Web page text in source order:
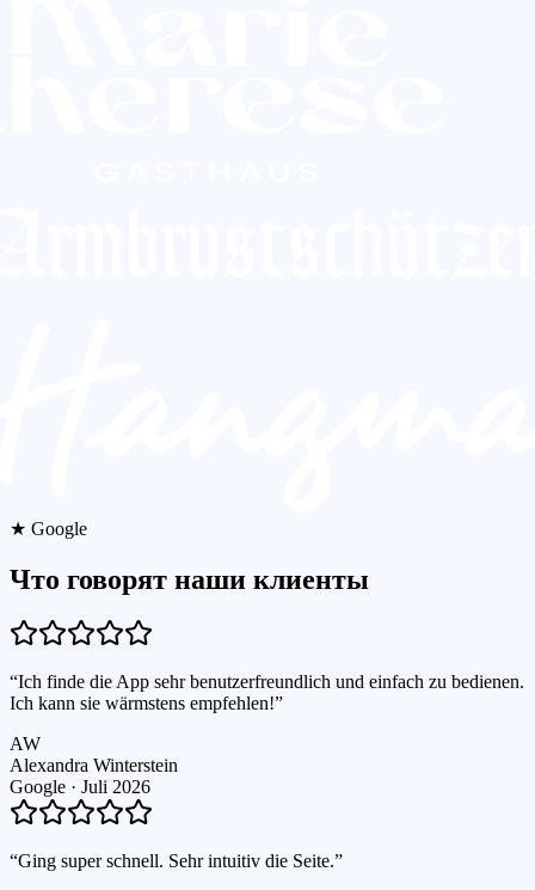
★ Google
Что говорят наши клиенты
“Ich finde die App sehr benutzerfreundlich und einfach zu bedienen.
Ich kann sie wärmstens empfehlen!”
AW
Alexandra Winterstein
Google · Juli 2026
“Ging super schnell. Sehr intuitiv die Seite.”